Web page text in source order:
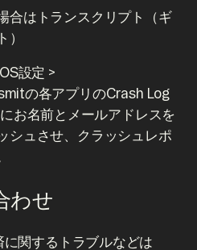
合はトランスクリプト（ギ
）
設定 >
の各アプリのCrash Log
お名前とメールアドレスを
シュさせ、クラッシュレポ
わせ
関するトラブルなどは